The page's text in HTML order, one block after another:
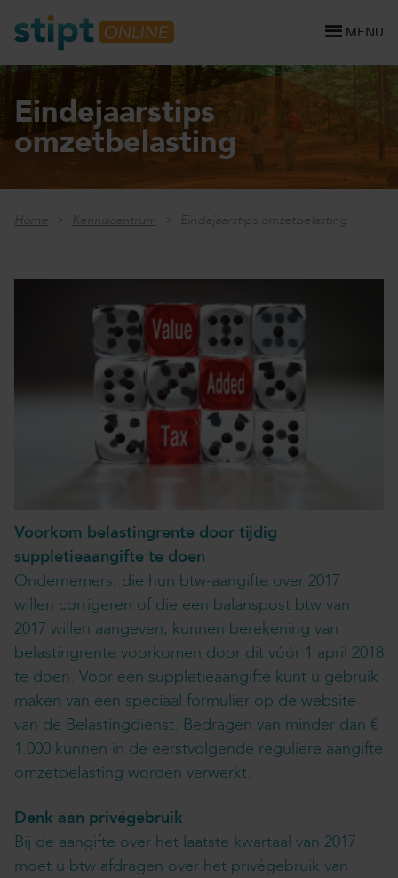
MENU
Eindejaarstips
omzetbelasting
Home Kenniscentrum Eindejaarstips omzetbelasting
Voorkom belastingrente door tijdig
suppletieaangifte te doen
Ondernemers, die hun btw-aangifte over 2017
willen corrigeren of die een balanspost btw van
2017 willen aangeven, kunnen berekening van
belastingrente voorkomen door dit vóór 1 april 2018
te doen. Voor een suppletieaangifte kunt u gebruik
maken van een speciaal formulier op de website
van de Belastingdienst. Bedragen van minder dan €
1.000 kunnen in de eerstvolgende reguliere aangifte
omzetbelasting worden verwerkt.
Denk aan privégebruik
Bij de aangifte over het laatste kwartaal van 2017
moet u btw afdragen over het privégebruik van